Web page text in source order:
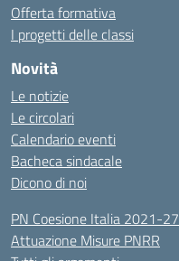
Offerta formativa
I progetti delle classi
Novità
Le notizie
Le circolari
Calendario eventi
Bacheca sindacale
Dicono di noi
PN Coesione Italia 2021-27
Attuazione Misure PNRR